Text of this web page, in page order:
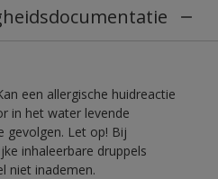
een allergische huidreactie
in het water levende
gevolgen. Let op! Bij
inhaleerbare druppels
niet inademen.